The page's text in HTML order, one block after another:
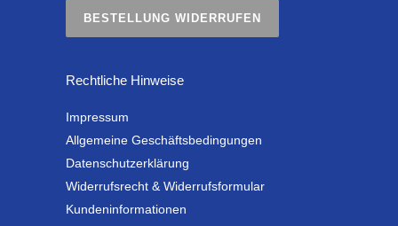
BESTELLUNG WIDERRUFEN
Rechtliche Hinweise
Impressum
Allgemeine Geschäftsbedingungen
Datenschutzerklärung
Widerrufsrecht & Widerrufsformular
Kundeninformationen